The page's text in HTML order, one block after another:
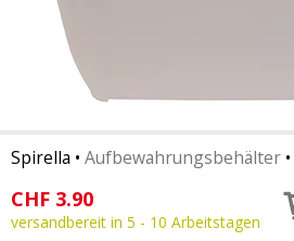
Spirella • Aufbewahrungsbehälter •
CHF 3.90
versandbereit in 5 - 10 Arbeitstagen